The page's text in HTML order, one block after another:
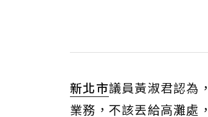
新北市議員黃淑君認為
業務，不該丟給高灘處